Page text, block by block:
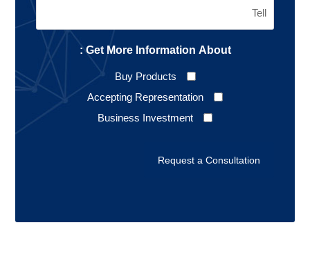
Get More Information About :
Buy Products
Accepting Representation
Business Investment